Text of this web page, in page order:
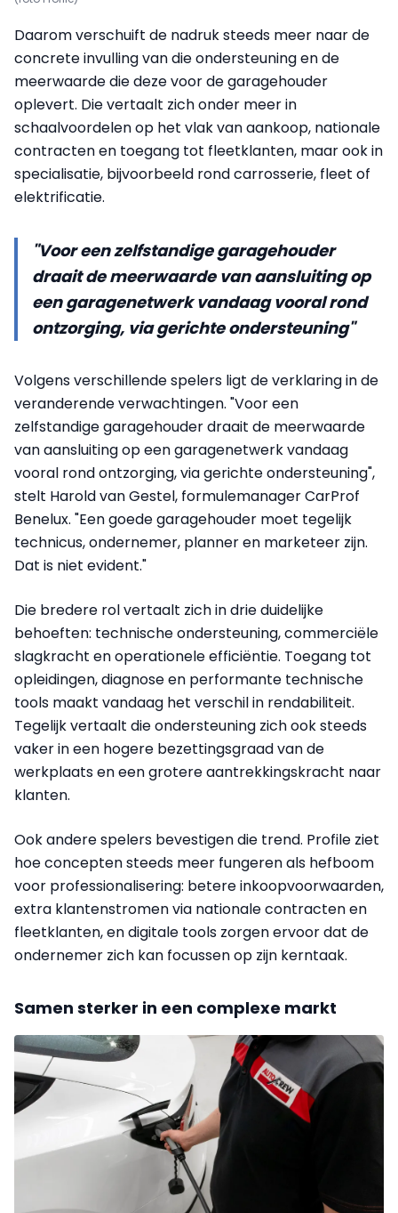
Daarom verschuift de nadruk steeds meer naar de
concrete invulling van die ondersteuning en de
meerwaarde die deze voor de garagehouder
oplevert. Die vertaalt zich onder meer in
schaalvoordelen op het vlak van aankoop, nationale
contracten en toegang tot fleetklanten, maar ook in
specialisatie, bijvoorbeeld rond carrosserie, fleet of
elektrificatie.
"Voor een zelfstandige garagehouder
draait de meerwaarde van aansluiting op
een garagenetwerk vandaag vooral rond
ontzorging, via gerichte ondersteuning"
Volgens verschillende spelers ligt de verklaring in de
veranderende verwachtingen. "Voor een
zelfstandige garagehouder draait de meerwaarde
van aansluiting op een garagenetwerk vandaag
vooral rond ontzorging, via gerichte ondersteuning",
stelt Harold van Gestel, formulemanager CarProf
Benelux. "Een goede garagehouder moet tegelijk
technicus, ondernemer, planner en marketeer zijn.
Dat is niet evident."
Die bredere rol vertaalt zich in drie duidelijke
behoeften: technische ondersteuning, commerciële
slagkracht en operationele efficiëntie. Toegang tot
opleidingen, diagnose en performante technische
tools maakt vandaag het verschil in rendabiliteit.
Tegelijk vertaalt die ondersteuning zich ook steeds
vaker in een hogere bezettingsgraad van de
werkplaats en een grotere aantrekkingskracht naar
klanten.
Ook andere spelers bevestigen die trend. Profile ziet
hoe concepten steeds meer fungeren als hefboom
voor professionalisering: betere inkoopvoorwaarden,
extra klantenstromen via nationale contracten en
fleetklanten, en digitale tools zorgen ervoor dat de
ondernemer zich kan focussen op zijn kerntaak.
Samen sterker in een complexe markt